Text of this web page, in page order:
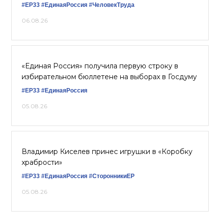
#ЕР33 #‎ЕдинаяРоссия #ЧеловекТруда
06.08.26
«Единая Россия» получила первую строку в
избирательном бюллетене на выборах в Госдуму
#ЕР33 #ЕдинаяРоссия
05.08.26
Владимир Киселев принес игрушки в «Коробку
храбрости»
#ЕР33 #ЕдинаяРоссия #СторонникиЕР
05.08.26